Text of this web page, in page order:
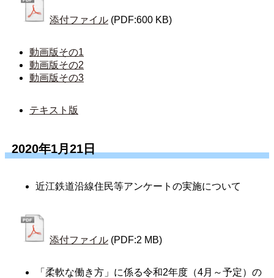
添付ファイル (PDF:600 KB)
動画版その1
動画版その2
動画版その3
テキスト版
2020年1月21日
近江鉄道沿線住民等アンケートの実施について
添付ファイル (PDF:2 MB)
「柔軟な働き方」に係る令和2年度（4月～予定）の